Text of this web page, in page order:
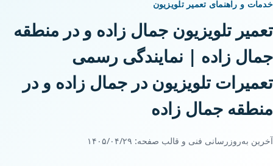
خدمات و راهنمای تعمیر تلویزیون
تعمیر تلویزیون جمال زاده و در منطقه
جمال زاده | نمایندگی رسمی
تعمیرات تلویزیون در جمال زاده و در
منطقه جمال زاده
آخرین به‌روزرسانی فنی و قالب صفحه: ۱۴۰۵/۰۴/۲۹